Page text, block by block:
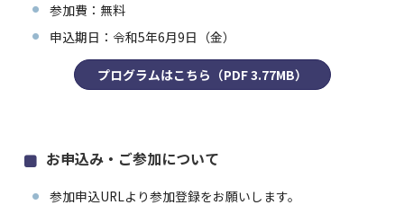
参加費：無料
申込期日：令和5年6月9日（金）
プログラムはこちら（PDF 3.77MB）
お申込み・ご参加について
参加申込URLより参加登録をお願いします。